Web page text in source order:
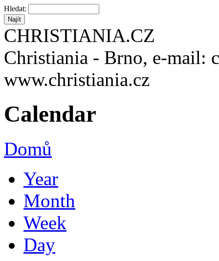
Hledat:
CHRISTIANIA.CZ
Christiania - Brno, e-mail:
www.christiania.cz
Calendar
Domů
Year
Month
Week
Day